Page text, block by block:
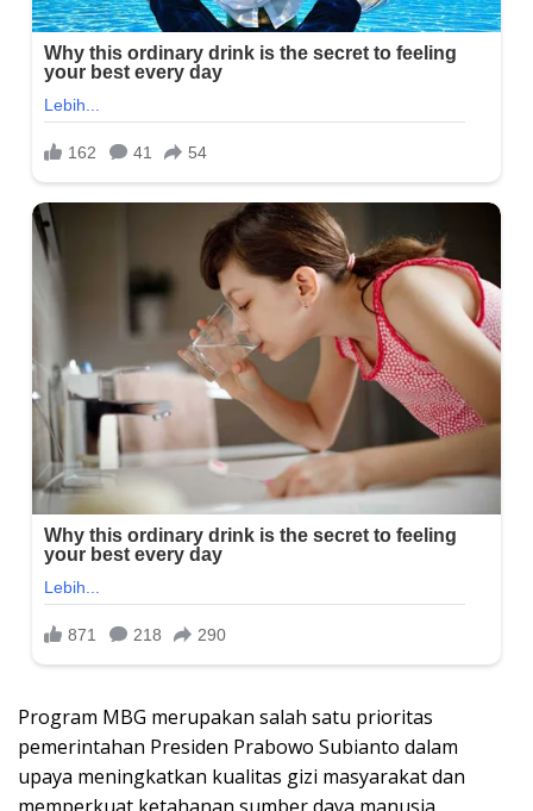
Program MBG merupakan salah satu prioritas
pemerintahan Presiden Prabowo Subianto dalam
upaya meningkatkan kualitas gizi masyarakat dan